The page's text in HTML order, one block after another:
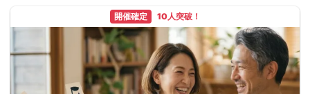
開催確定 10人突破！